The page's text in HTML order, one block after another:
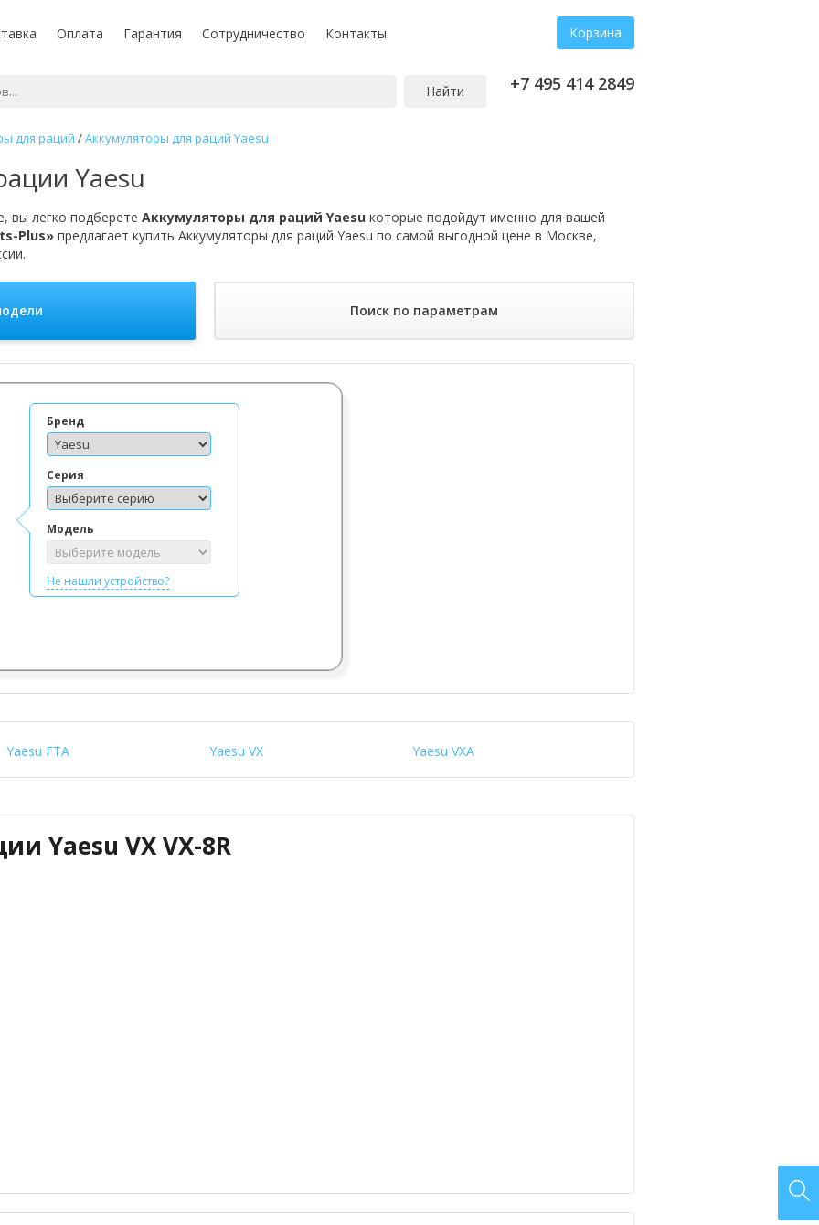
Оплата Гарантия Сотрудничество Контакты Корзина
Найти +7 495 414 2849
для раций /Аккумуляторы для раций Yaesu
Yaesu
вы легко подберете Аккумуляторы для раций Yaesu которые подойдут именно для вашей
Plus» предлагает купить Аккумуляторы для раций Yaesu по самой выгодной цене в Москве,
Поиск по параметрам
Бренд
Серия
Модель
Не нашли устройство?
Yaesu FTA Yaesu VX Yaesu VXA
Yaesu VX VX-8R